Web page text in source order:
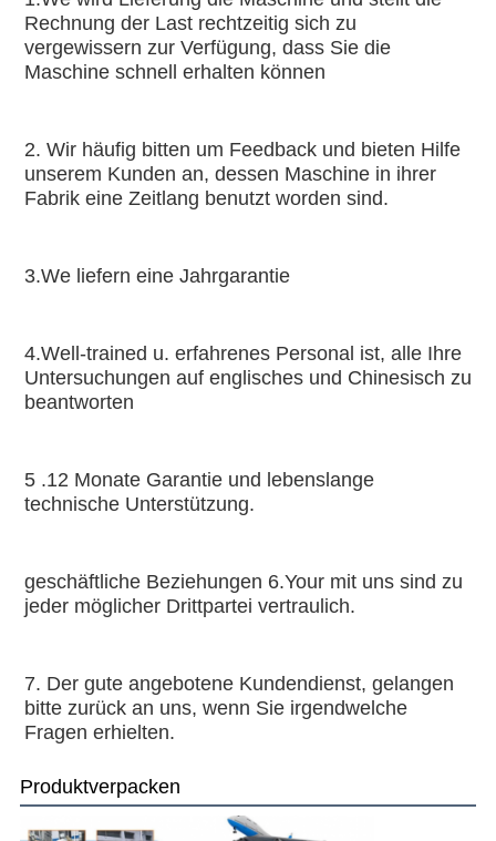
Rechnung der Last rechtzeitig sich zu
vergewissern zur Verfügung, dass Sie die
Maschine schnell erhalten können
2. Wir häufig bitten um Feedback und bieten Hilfe
unserem Kunden an, dessen Maschine in ihrer
Fabrik eine Zeitlang benutzt worden sind.
3.We liefern eine Jahrgarantie
4.Well-trained u. erfahrenes Personal ist, alle Ihre
Untersuchungen auf englisches und Chinesisch zu
beantworten
5 .12 Monate Garantie und lebenslange
technische Unterstützung.
geschäftliche Beziehungen 6.Your mit uns sind zu
jeder möglicher Drittpartei vertraulich.
7. Der gute angebotene Kundendienst, gelangen
bitte zurück an uns, wenn Sie irgendwelche
Fragen erhielten.
Produktverpacken